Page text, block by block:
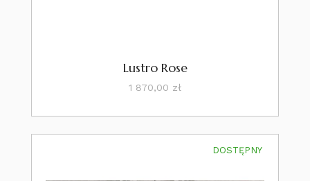
Lustro Rose
1 870,00 złCena
DOSTĘPNY